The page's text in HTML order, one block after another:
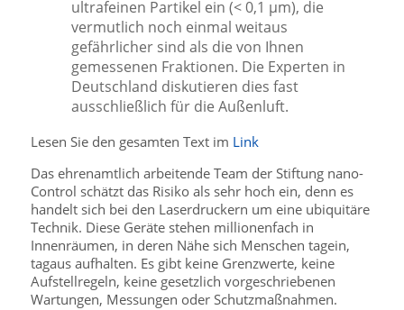
ultrafeinen Partikel ein (< 0,1 µm), die
vermutlich noch einmal weitaus
gefährlicher sind als die von Ihnen
gemessenen Fraktionen. Die Experten in
Deutschland diskutieren dies fast
ausschließlich für die Außenluft.
Lesen Sie den gesamten Text im Link
Das ehrenamtlich arbeitende Team der Stiftung nano-
Control schätzt das Risiko als sehr hoch ein, denn es
handelt sich bei den Laserdruckern um eine ubiquitäre
Technik. Diese Geräte stehen millionenfach in
Innenräumen, in deren Nähe sich Menschen tagein,
tagaus aufhalten. Es gibt keine Grenzwerte, keine
Aufstellregeln, keine gesetzlich vorgeschriebenen
Wartungen, Messungen oder Schutzmaßnahmen.